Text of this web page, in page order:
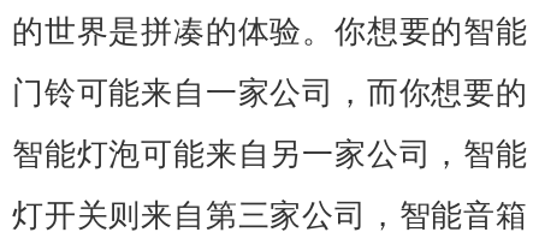
的世界是拼凑的体验。你想要的智能
门铃可能来自一家公司，而你想要的
智能灯泡可能来自另一家公司，智能
灯开关则来自第三家公司，智能音箱